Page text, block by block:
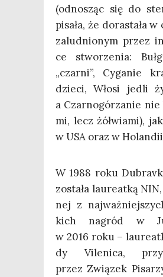
(odno­sząc się do
pisa­ła, że dora­sta­ła
zalud­nio­nym przez
ce stwo­rze­nia:
„czar­ni”, Cyga­nie
dzie­ci, Wło­si jedli
a Czar­no­gó­rza­nie
mi, lecz żół­wia­mi),
w USA oraz w
W 1988 roku
zosta­ła lau­re­at­ką
nej z
kich nagród w
w 2016 roku –
dy Vile­ni­ca,
przez Zwią­zek